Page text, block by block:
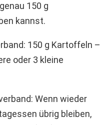
150 g
kannst.
150 g Kartoffeln –
oder 3 kleine
Wenn wieder
übrig bleiben,